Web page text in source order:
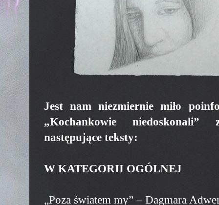
Jest nam niezmiernie miło
„Kochankowie niedoskonali”
następujące teksty:
W KATEGORII OGÓLNEJ
„Poza światem my” – Dagmara